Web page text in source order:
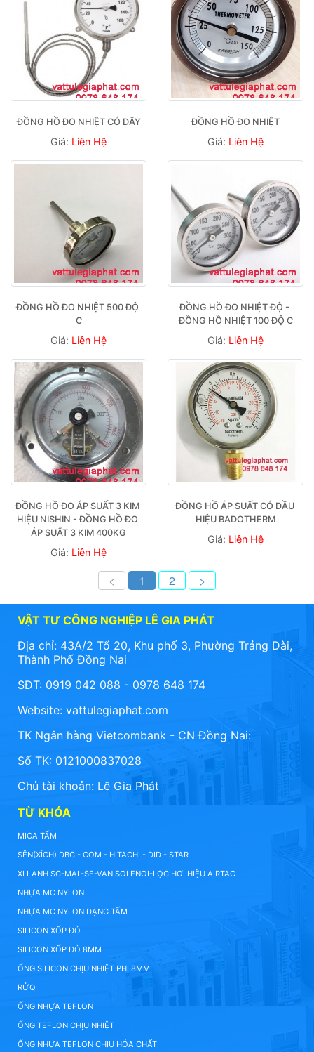
ĐỒNG HỒ ĐO NHIỆT CÓ DÂY
Giá: Liên Hệ
ĐỒNG HỒ ĐO NHIỆT
Giá: Liên Hệ
ĐỒNG HỒ ĐO NHIỆT 500 ĐỘ
C
Giá: Liên Hệ
ĐỒNG HỒ ĐO NHIỆT ĐỘ -
ĐỒNG HỒ NHIỆT 100 ĐỘ C
Giá: Liên Hệ
ĐỒNG HỒ ĐO ÁP SUẤT 3 KIM
HIỆU NISHIN - ĐỒNG HỒ ĐO
ÁP SUẤT 3 KIM 400KG
Giá: Liên Hệ
ĐỒNG HỒ ÁP SUẤT CÓ DẦU
HIỆU BADOTHERM
Giá: Liên Hệ
< 1 2 >
VẬT TƯ CÔNG NGHIỆP LÊ GIA PHÁT
Địa chỉ: 43A/2 Tổ 20, Khu phố 3, Phường Trảng Dài,
Thành Phố Đồng Nai
SĐT: 0919 042 088 - 0978 648 174
Website: vattulegiaphat.com
TK Ngân hàng Vietcombank - CN Đồng Nai:
Số TK: 0121000837028
Chủ tài khoản: Lê Gia Phát
TỪ KHÓA
MICA TẤM
SÊN(XÍCH) DBC - COM - HITACHI - DID - STAR
XI LANH SC-MAL-SE-VAN SOLENOI-LỌC HƠI HIỆU AIRTAC
NHỰA MC NYLON
NHỰA MC NYLON DẠNG TẤM
SILICON XỐP ĐỎ
SILICON XỐP ĐỎ 8MM
ỐNG SILICON CHỊU NHIỆT PHI 8MM
RỬQ
ỐNG NHỰA TEFLON
ỐNG TEFLON CHỊU NHIỆT
ỐNG NHỰA TEFLON CHỊU HÓA CHẤT